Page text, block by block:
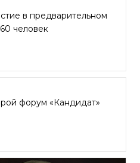
в предварительном
человек
форум «Кандидат»